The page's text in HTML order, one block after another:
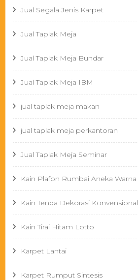
Jual Segala Jenis Karpet
Jual Taplak Meja
Jual Taplak Meja Bundar
Jual Taplak Meja IBM
jual taplak meja makan
jual taplak meja perkantoran
Jual Taplak Meja Seminar
Kain Plafon Rumbai Aneka Warna
Kain Tenda Dekorasi Konvensional
Kain Tirai Hitam Lotto
Karpet Lantai
Karpet Rumput Sintesis